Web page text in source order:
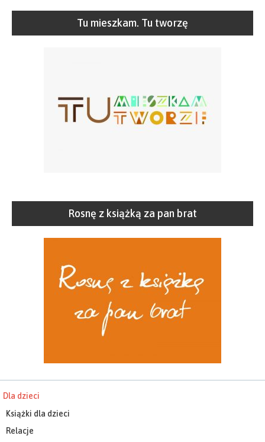
Tu mieszkam. Tu tworzę
Rosnę z książką za pan brat
Dla dzieci
Książki dla dzieci
Relacje